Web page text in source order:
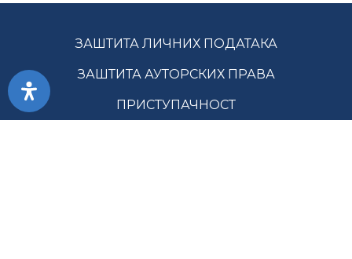
ЗАШТИТА ЛИЧНИХ ПОДАТАКА
ЗАШТИТА АУТОРСКИХ ПРАВА
ПРИСТУПАЧНОСТ